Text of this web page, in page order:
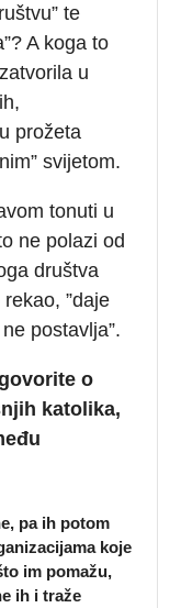
te
A koga to
u
prožeta
svijetom.
tonuti u
ne polazi od
društva
”daje
postavlja”.
o
katolika,
pa ih potom
koje
im pomažu,
ih i traže